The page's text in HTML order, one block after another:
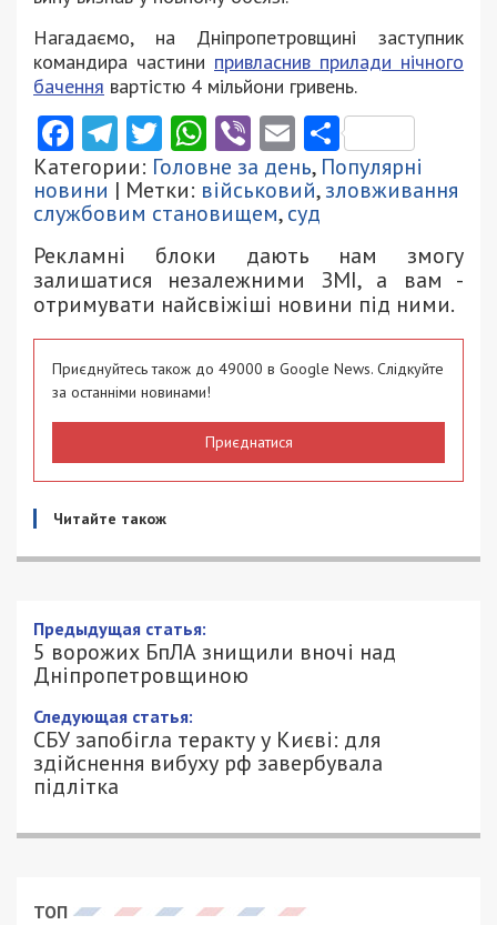
Нагадаємо, на Дніпропетровщині заступник
командира частини привласнив прилади нічного
бачення вартістю 4 мільйони гривень.
Facebook
Telegram
Twitter
WhatsApp
ViberEmail
Категории: Головне за день, Популярні
новини | Метки: військовий,зловживання
службовим становищем,суд
Рекламні блоки дають нам змогу
залишатися незалежними ЗМІ, а вам -
отримувати найсвіжіші новини під ними.
Приєднуйтесь також до 49000 в Google News. Слідкуйте
за останніми новинами!
Приєднатися
Читайте також
Предыдущая статья:
5 ворожих БпЛА знищили вночі над
Дніпропетровщиною
Следующая статья:
СБУ запобігла теракту у Києві: для
здійснення вибуху рф завербувала
підлітка
ТОП